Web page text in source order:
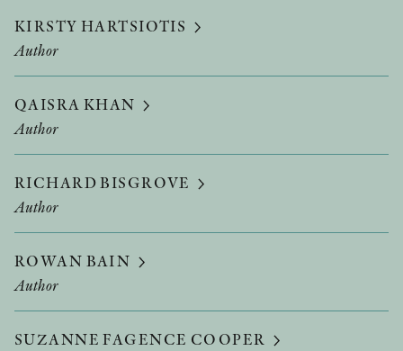
KIRSTY HARTSIOTIS
Author
QAISRA KHAN
Author
RICHARD BISGROVE
Author
ROWAN BAIN
Author
SUZANNE FAGENCE COOPER